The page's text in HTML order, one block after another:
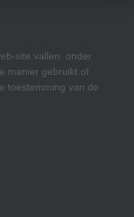
site vallen onder
manier gebruikt of
toestemming van de